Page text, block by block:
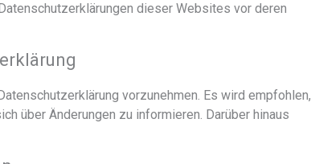
dieser Websites vor deren
vorzunehmen. Es wird empfohlen,
über Änderungen zu informieren. Darüber hinaus